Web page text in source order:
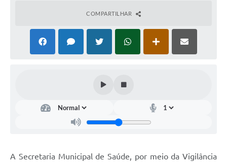
Vagas de Emprego - PAT
Itinerário do Transporte Público de Itápolis
Distritos
COMPARTILHAR
A Secretaria Municipal de Saúde, por meio da Vigilância